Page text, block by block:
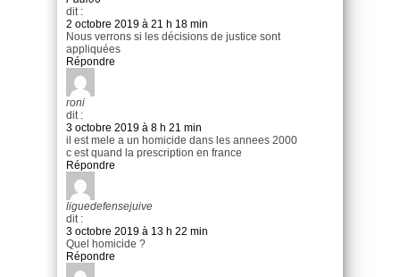
dit :
2 octobre 2019 à 21 h 18 min
Nous verrons si les décisions de justice sont
appliquées
Répondre
roni
dit :
3 octobre 2019 à 8 h 21 min
il est mele a un homicide dans les annees 2000
c est quand la prescription en france
Répondre
liguedefensejuive
dit :
3 octobre 2019 à 13 h 22 min
Quel homicide ?
Répondre